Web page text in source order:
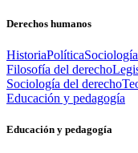
Derechos humanos
HistoriaPolíticaSociología
Filosofía del derecho
Sociología del derecho
Educación y pedagogía
Educación y pedagogía